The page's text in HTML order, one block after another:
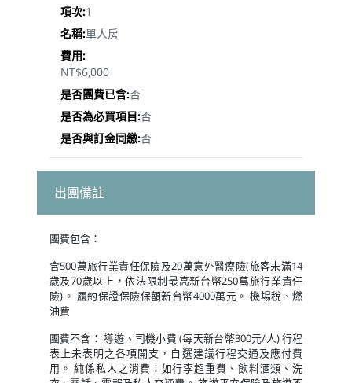
1
單人房
NT$6,000
否
否
否
出團備註
團費包含：
含500萬旅行業責任保險及20萬意外醫療險(旅客未滿14
歲及70歲以上，依法限制最高新台幣250萬旅行業責任
險)。 履約保證保險保額新台幣4000萬元。 機場稅、燃
油費
團費不含： 導遊、司機小費 (每天新台幣300元/人) 行程
表上未表明之各項開支，自選建議行程交通及應付費
用。 純係私人之消費：如行李超重費、飲料酒類、洗